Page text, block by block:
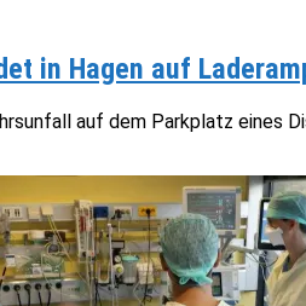
in Hagen auf
auf dem Parkplatz eines